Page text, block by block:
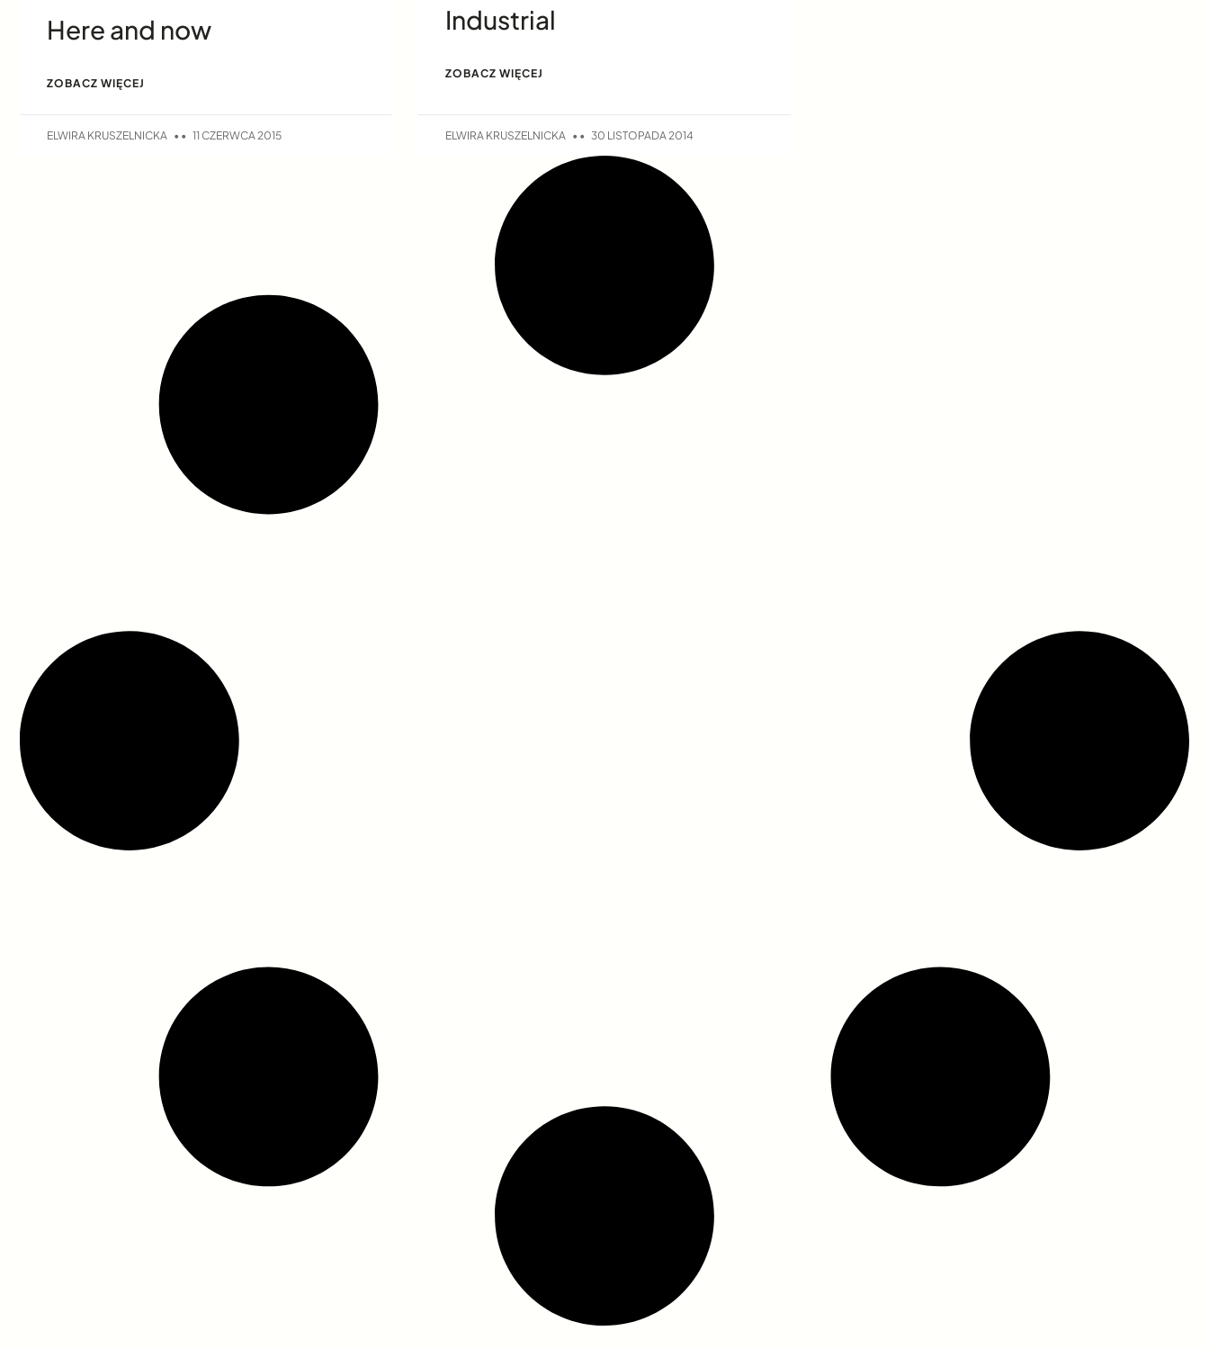
Here and now
ZOBACZ WIĘCEJ
ELWIRA KRUSZELNICKA 11 CZERWCA 2015
Industrial
ZOBACZ WIĘCEJ
ELWIRA KRUSZELNICKA 30 LISTOPADA 2014